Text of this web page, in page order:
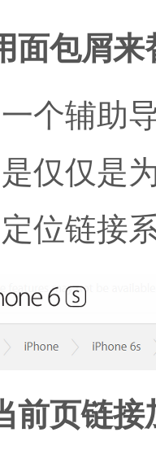
面包屑
个辅助
仅仅是
位链接
前页链